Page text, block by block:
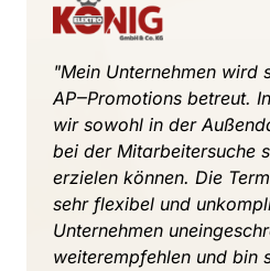
"Mein Unternehmen wird
AP‒Promotions betreut. In
wir sowohl in der
bei der Mitarbeitersuche
erzielen können. Die
sehr flexibel und
Unternehmen
weiterempfehlen und bin